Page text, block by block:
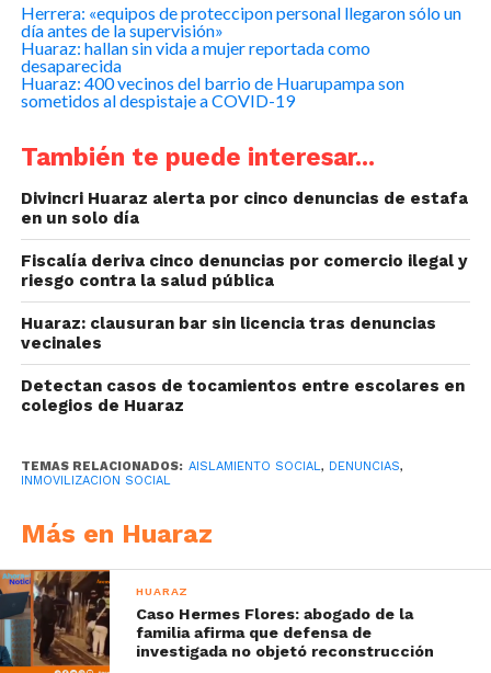
Herrera: «equipos de proteccipon personal llegaron sólo un
día antes de la supervisión»
Huaraz: hallan sin vida a mujer reportada como
desaparecida
Huaraz: 400 vecinos del barrio de Huarupampa son
sometidos al despistaje a COVID-19
También te puede interesar...
Divincri Huaraz alerta por cinco denuncias de estafa
en un solo día
Fiscalía deriva cinco denuncias por comercio ilegal y
riesgo contra la salud pública
Huaraz: clausuran bar sin licencia tras denuncias
vecinales
Detectan casos de tocamientos entre escolares en
colegios de Huaraz
TEMAS RELACIONADOS: AISLAMIENTO SOCIAL, DENUNCIAS,
INMOVILIZACION SOCIAL
Más en Huaraz
HUARAZ
Caso Hermes Flores: abogado de la
familia afirma que defensa de
investigada no objetó reconstrucción